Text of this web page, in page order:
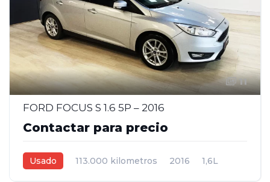
11
FORD FOCUS S 1.6 5P – 2016
Contactar para precio
Usado 113.000 kilometros 2016
1,6L